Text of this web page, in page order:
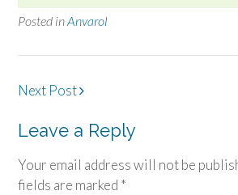
Posted inAnvarol
Post
Next Post
Leave a Reply
Your email address will not be
fields are marked *